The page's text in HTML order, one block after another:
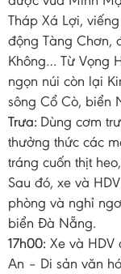
Tháp Xá Lợi,
động Tàng Chơn,
Không… Từ Vọng
ngọn núi còn lại
sông Cổ Cò, biển
Trưa: Dùng cơm
thưởng thức các
tráng cuốn thịt
Sau đó, xe và
phòng và nghỉ
biển Đà Nẵng.
17h00: Xe và HDV
An – Di sản văn